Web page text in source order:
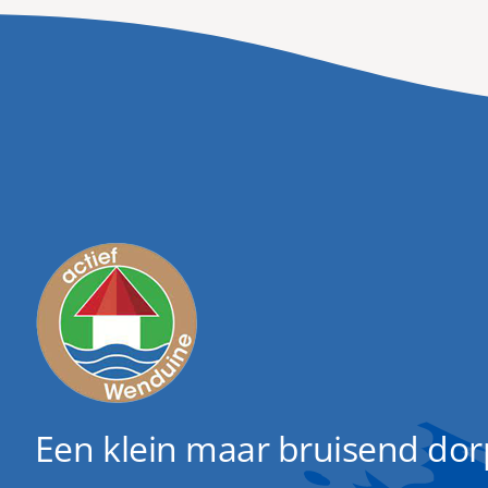
Een klein maar bruisend